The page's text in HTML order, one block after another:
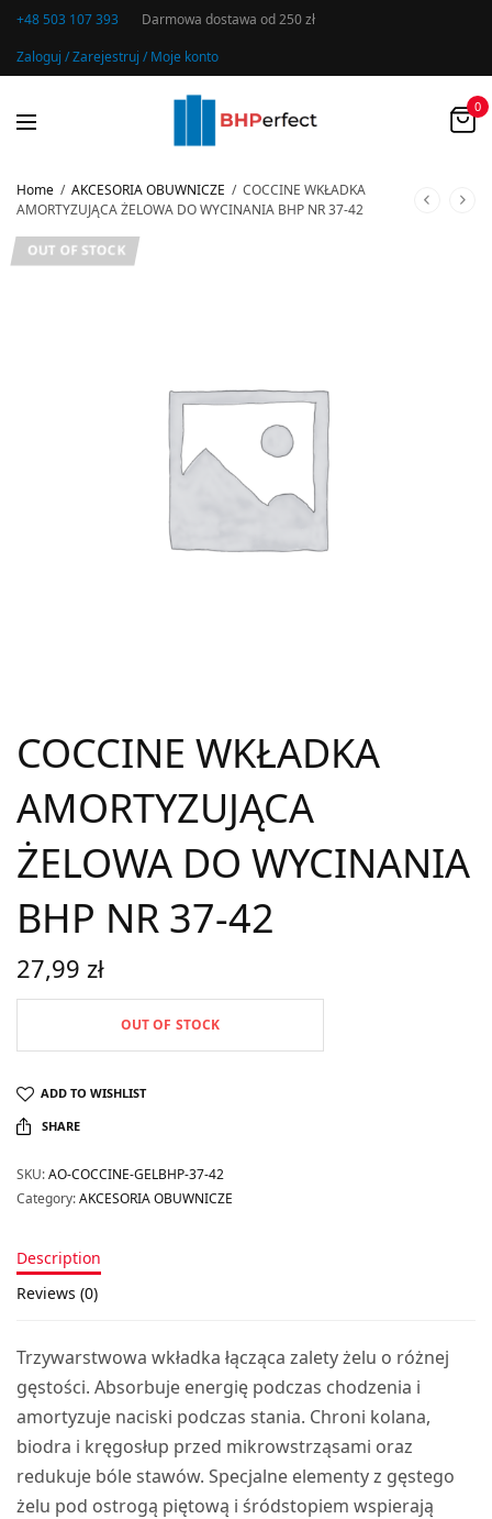
+48 503 107 393 Darmowa dostawa od 250 zł
Zaloguj / Zarejestruj / Moje konto
0
Home / AKCESORIA OBUWNICZE / COCCINE WKŁADKA
AMORTYZUJĄCA ŻELOWA DO WYCINANIA BHP NR 37-42
OUT OF STOCK
COCCINE WKŁADKA
AMORTYZUJĄCA
ŻELOWA DO WYCINANIA
BHP NR 37-42
27,99 zł
OUT OF STOCK
ADD TO WISHLIST
SHARE
SKU:AO-COCCINE-GELBHP-37-42
Category:AKCESORIA OBUWNICZE
Description
Reviews (0)
Trzywarstwowa wkładka łącząca zalety żelu o różnej
gęstości. Absorbuje energię podczas chodzenia i
amortyzuje naciski podczas stania. Chroni kolana,
biodra i kręgosłup przed mikrowstrząsami oraz
redukuje bóle stawów. Specjalne elementy z gęstego
żelu pod ostrogą piętową i śródstopiem wspierają